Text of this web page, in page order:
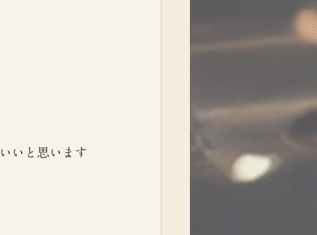
いと思います